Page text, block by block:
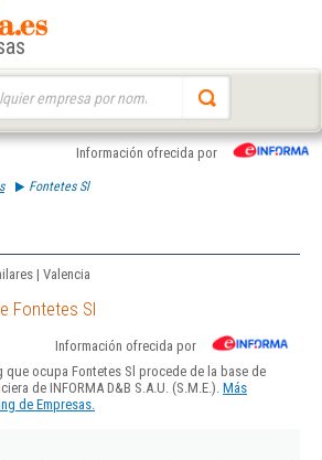
Información ofrecida por
Fontetes Sl
| Valencia
Fontetes Sl
Información ofrecida por
que ocupa Fontetes Sl procede de la base de
de INFORMA D&B S.A.U. (S.M.E.). Más
de Empresas.